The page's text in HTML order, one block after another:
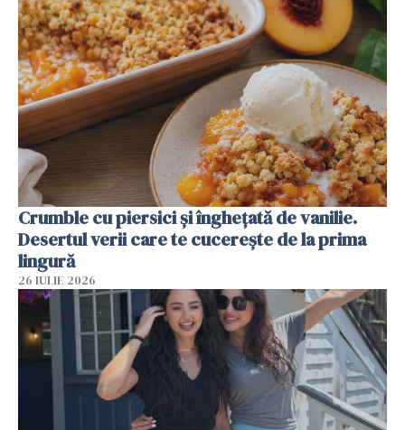
Crumble cu piersici și înghețată de vanilie.
Desertul verii care te cucerește de la prima
lingură
26 IULIE 2026